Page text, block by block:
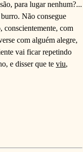
para lugar nenhum?...
Não consegue
conscientemente, com
com alguém alegre,
vai ficar repetindo
e disser que te viu,